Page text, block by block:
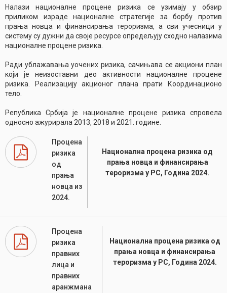
Налази националне процене ризика се узимају у обзир
приликом израде националне стратегије за борбу против
прања новца и финансирања тероризма, а сви учесници у
систему су дужни да своје ресурсе опредељују сходно налазима
националне процене ризика.
Ради ублажавања уочених ризика, сачињава се акциони план
који је неизоставни део активности националне процене
ризика. Реализацију акционог плана прати Координационо
тело.
Република Србија је националне процене ризика спровела
односно ажурирала 2013, 2018 и 2021. године.
Процена
ризика
од
прања
новца из
2024.
Национална процена ризика од
прања новца и финансирања
тероризма у РС, Година 2024.
Процена
ризика
правних
лица и
правних
аранжмана
Национална процена ризика од
прања новца и финансирања
тероризма у РС, Година 2024.